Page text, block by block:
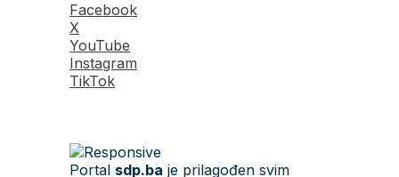
Facebook
X
YouTube
Instagram
TikTok
Portal sdp.ba je prilagođen svim